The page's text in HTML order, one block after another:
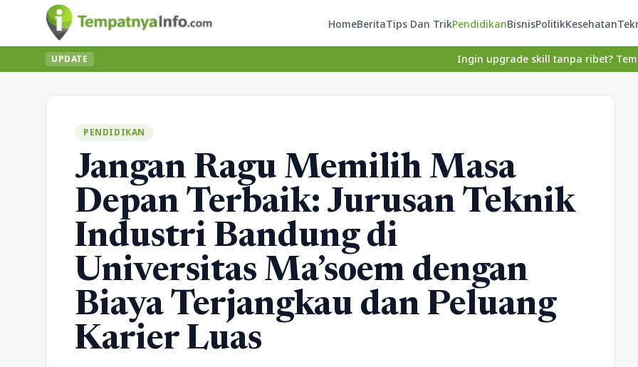
HomeBeritaTips Dan TrikPendidikanBisnisPolitikKesehatan
UPDATE Ingin upgrade skill tanpa ribet? Temukan kelas
PENDIDIKAN
Jangan Ragu Memilih Masa
Depan Terbaik: Jurusan Teknik
Industri Bandung di
Universitas Ma’soem dengan
Biaya Terjangkau dan Peluang
Karier Luas